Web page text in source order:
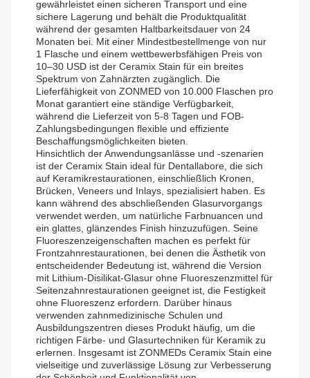
gewährleistet einen sicheren Transport und eine
sichere Lagerung und behält die Produktqualität
während der gesamten Haltbarkeitsdauer von 24
Monaten bei. Mit einer Mindestbestellmenge von nur
1 Flasche und einem wettbewerbsfähigen Preis von
10–30 USD ist der Ceramix Stain für ein breites
Spektrum von Zahnärzten zugänglich. Die
Lieferfähigkeit von ZONMED von 10.000 Flaschen pro
Monat garantiert eine ständige Verfügbarkeit,
während die Lieferzeit von 5-8 Tagen und FOB-
Zahlungsbedingungen flexible und effiziente
Beschaffungsmöglichkeiten bieten.
Hinsichtlich der Anwendungsanlässe und -szenarien
ist der Ceramix Stain ideal für Dentallabore, die sich
auf Keramikrestaurationen, einschließlich Kronen,
Brücken, Veneers und Inlays, spezialisiert haben. Es
kann während des abschließenden Glasurvorgangs
verwendet werden, um natürliche Farbnuancen und
ein glattes, glänzendes Finish hinzuzufügen. Seine
Fluoreszenzeigenschaften machen es perfekt für
Frontzahnrestaurationen, bei denen die Ästhetik von
entscheidender Bedeutung ist, während die Version
mit Lithium-Disilikat-Glasur ohne Fluoreszenzmittel für
Seitenzahnrestaurationen geeignet ist, die Festigkeit
ohne Fluoreszenz erfordern. Darüber hinaus
verwenden zahnmedizinische Schulen und
Ausbildungszentren dieses Produkt häufig, um die
richtigen Färbe- und Glasurtechniken für Keramik zu
erlernen. Insgesamt ist ZONMEDs Ceramix Stain eine
vielseitige und zuverlässige Lösung zur Verbesserung